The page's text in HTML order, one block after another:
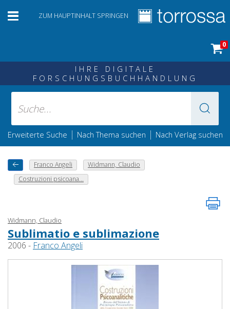
ZUM HAUPTINHALT SPRINGEN
0
IHRE DIGITALE
FORSCHUNGSBUCHHANDLUNG
Erweiterte Suche | Nach Thema suchen | Nach Verlag suchen
Franco Angeli
Widmann, Claudio
Costruzioni psicoana...
Widmann, Claudio
Sublimatio e sublimazione
2006 - Franco Angeli